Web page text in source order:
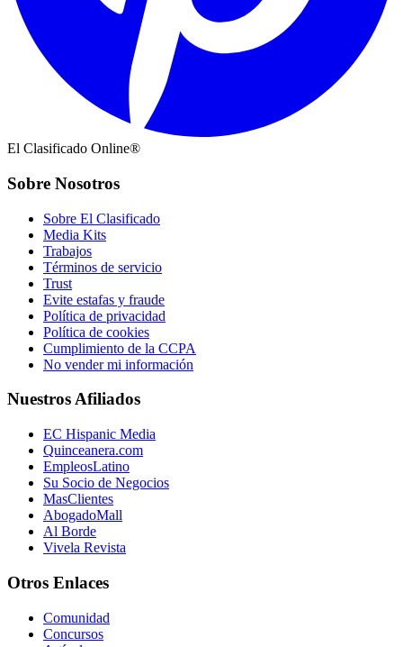
El Clasificado Online®
Sobre Nosotros
Sobre El Clasificado
Media Kits
Trabajos
Términos de servicio
Trust
Evite estafas y fraude
Política de privacidad
Política de cookies
Cumplimiento de la CCPA
No vender mi información
Nuestros Afiliados
EC Hispanic Media
Quinceanera.com
EmpleosLatino
Su Socio de Negocios
MasClientes
AbogadoMall
Al Borde
Vivela Revista
Otros Enlaces
Comunidad
Concursos